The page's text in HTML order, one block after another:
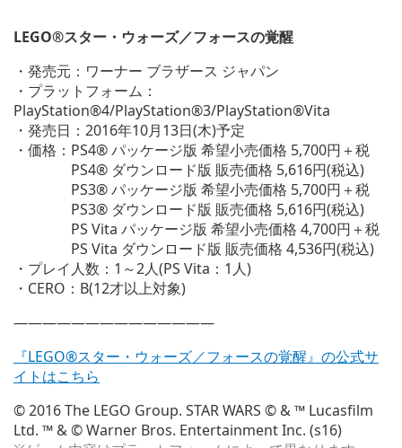
LEGO®スター・ウォーズ／フォースの覚醒
・発売元：ワーナー ブラザース ジャパン
・プラットフォーム：
PlayStation®4/PlayStation®3/PlayStation®Vita
・発売日：2016年10月13日(木)予定
・価格：PS4® パッケージ版 希望小売価格 5,700円＋税
PS4® ダウンロード版 販売価格 5,616円(税込)
PS3® パッケージ版 希望小売価格 5,700円＋税
PS3® ダウンロード版 販売価格 5,616円(税込)
PS Vita パッケージ版 希望小売価格 4,700円＋税
PS Vita ダウンロード版 販売価格 4,536円(税込)
・プレイ人数：1～2人(PS Vita：1人)
・CERO：B(12才以上対象)
——————————————
『LEGO®スター・ウォーズ／フォースの覚醒』の公式サ
イトはこちら
© 2016 The LEGO Group. STAR WARS © & ™ Lucasfilm
Ltd. ™ & © Warner Bros. Entertainment Inc. (s16)